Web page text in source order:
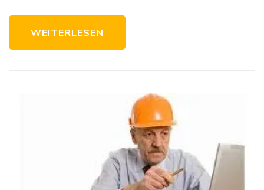
WEITERLESEN